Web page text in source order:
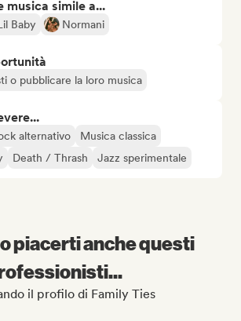
musica simile a...
Baby Normani
o pubblicare la loro musica
alternativo
Musica classica
Death / Thrash Jazz sperimentale
piacerti anche questi
il profilo di Family Ties